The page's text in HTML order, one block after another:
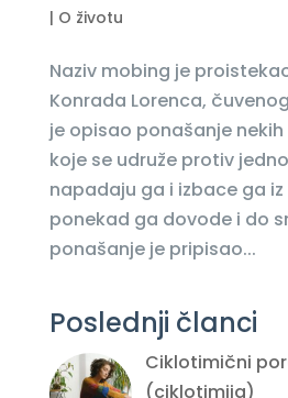
| O životu
Naziv mobing je
Konrada Lorenca,
je opisao ponašanje
koje se udruže protiv
napadaju ga i izbace ga
ponekad ga dovode i do
ponašanje je pripisao...
Poslednji članci
Ciklotimični
(ciklotimija)